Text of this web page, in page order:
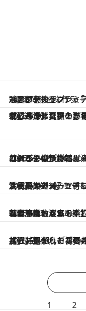
2026.7.7
“旬”と“贅”を味わう「サマーアフタヌーンティー」3選。都心のラグジュアリーなホテルでプレミアムな夏の午後を
2026.6.30
【軽井沢】【富士】【京都】きたる猛暑を心穏やかに過ごしたい！「星のや」プレゼンツのかき氷、冷涼な夏旅のプランで心と身体を整えましょう
2026.6.24
【緑がまばゆい初夏の軽井沢へ】ローカルガストロノミーの新機軸！＜水のジビエ×独創的ノンアルコールカクテル＞に満たされる午後
2026.6.16
「初夏のフルーツアフタヌーンティー」で旬を迎える果実の甘みと香りを満喫。レアメニューにも注目の厳選3軒！
2026.6.13
【夏旅は佐渡島へ！】自転車で島を巡って絶景ひまわり畑へ。SUPや釣りなどアウトドアを楽しみ、冷たいツユの手打ち蕎麦も味わって！
2026.5.14
【軽井沢の鳥たちのさえずりに抱かれる初夏の旅】1日1組、「星のや軽井沢」で楽しむ「軽井沢バードウォッチングステイ」
1 2